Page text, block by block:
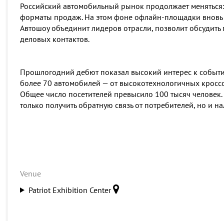
Российский автомобильный рынок продолжает
форматы продаж. На этом фоне офлайн-площадки вновь
Автошоу объединит лидеров отрасли, позволит
деловых контактов.
Прошлогодний дебют показал высокий интерес к
более 70 автомобилей — от высокотехнологичных
Общее число посетителей превысило 100 тысяч
только получить обратную связь от потребителей, но и
Venue
Patriot Exhibition Center